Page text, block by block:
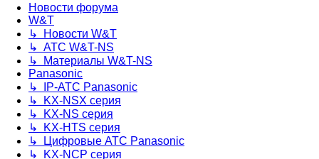
Новости форума
W&T
↳ Новости W&T
↳ АТС W&T-NS
↳ Материалы W&T-NS
Panasonic
↳ IP-АТС Panasonic
↳ KX-NSX серия
↳ KX-NS серия
↳ KX-HTS серия
↳ Цифровые АТС Panasonic
↳ KX-NCP серия